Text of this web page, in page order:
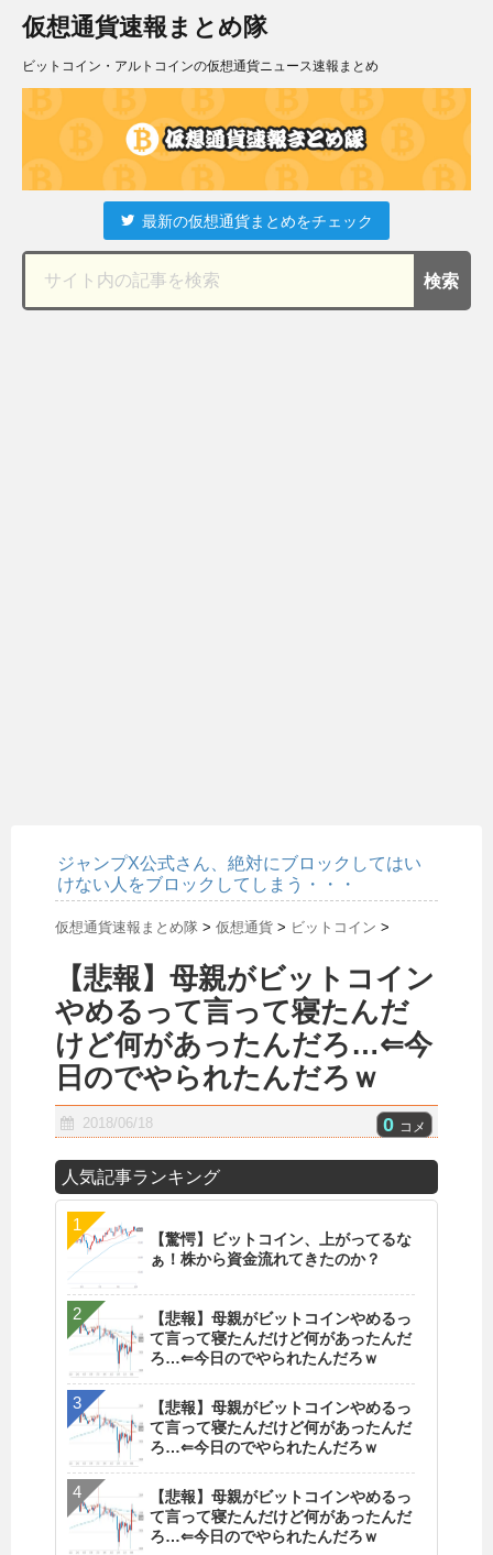
仮想通貨速報まとめ隊
ビットコイン・アルトコインの仮想通貨ニュース速報まとめ
最新の仮想通貨まとめをチェック
ジャンプX公式さん、絶対にブロックしてはい
けない人をブロックしてしまう・・・
仮想通貨速報まとめ隊 > 仮想通貨 > ビットコイン >
【悲報】母親がビットコイン
やめるって言って寝たんだ
けど何があったんだろ…⇐今
日のでやられたんだろｗ
2018/06/18 0 コメ
人気記事ランキング
【驚愕】ビットコイン、上がってるな
ぁ！株から資金流れてきたのか？
【悲報】母親がビットコインやめるっ
て言って寝たんだけど何があったんだ
ろ…⇐今日のでやられたんだろｗ
【悲報】母親がビットコインやめるっ
て言って寝たんだけど何があったんだ
ろ…⇐今日のでやられたんだろｗ
【悲報】母親がビットコインやめるっ
て言って寝たんだけど何があったんだ
ろ…⇐今日のでやられたんだろｗ